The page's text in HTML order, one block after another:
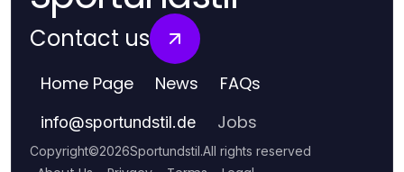
Contact us
Home Page News FAQs
info@sportundstil.de Jobs
Copyright©2026Sportundstil.All rights reserved